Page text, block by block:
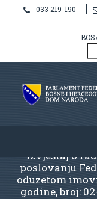
033 219-190
Izvještaj o
poslovanju
oduzetom
godine, broj: